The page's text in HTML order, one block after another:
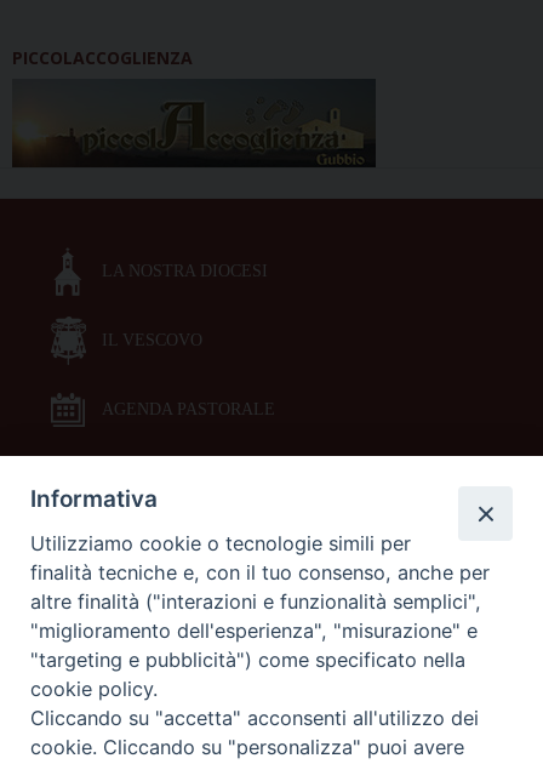
PICCOLACCOGLIENZA
LA NOSTRA DIOCESI
IL VESCOVO
AGENDA PASTORALE
DOCUMENTI PASTORALI
ORARI MESSE
LITURGIA DELLE ORE
GALLERIE FOTOGRAFICHE
Informativa
Utilizziamo cookie o tecnologie simili per
finalità tecniche e, con il tuo consenso, anche per
altre finalità ("interazioni e funzionalità semplici",
"miglioramento dell'esperienza", "misurazione" e
"targeting e pubblicità") come specificato nella
cookie policy.
Cliccando su "accetta" acconsenti all'utilizzo dei
cookie. Cliccando su "personalizza" puoi avere